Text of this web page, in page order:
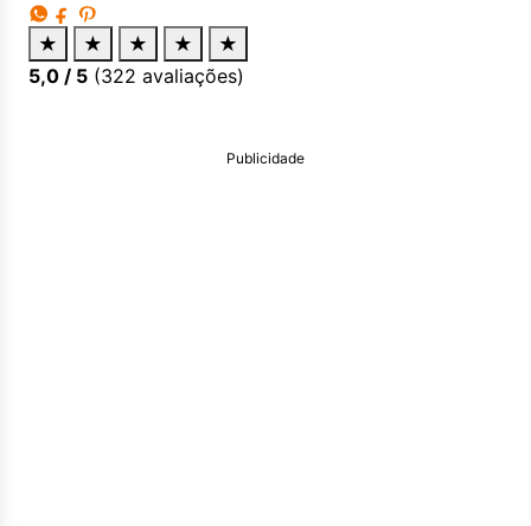
★ ★ ★ ★
★
5,0 / 5 (322 avaliações)
Publicidade